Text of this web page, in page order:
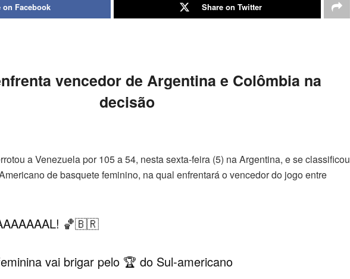
on Facebook Share on Twitter
vencedor de Argentina e Colômbia na
decisão
a Venezuela por 105 a 54, nesta sexta-feira (5) na Argentina, e se classificou
de basquete feminino, na qual enfrentará o vencedor do jogo entre
🏀🇧🇷
vai brigar pelo 🏆 do Sul-americano